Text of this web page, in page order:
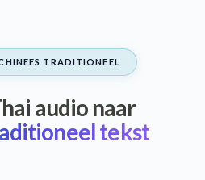
TRADITIONEEL
audio naar
tekst